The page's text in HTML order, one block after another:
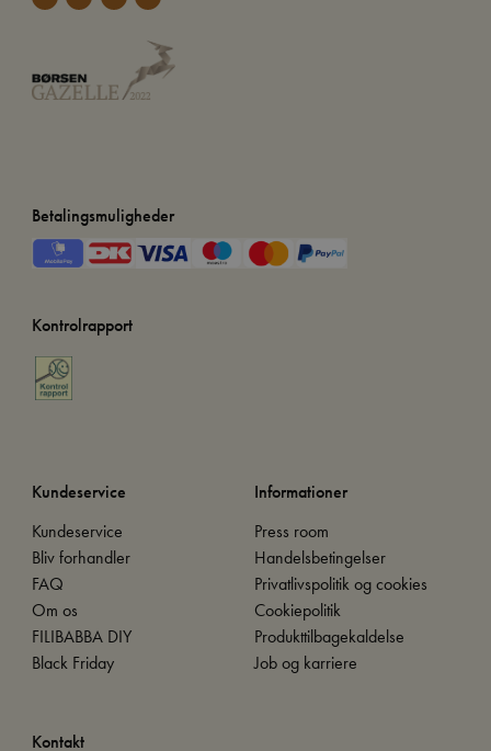
Betalingsmuligheder
Kontrolrapport
Kundeservice
Kundeservice
Bliv forhandler
FAQ
Om os
FILIBABBA DIY
Black Friday
Informationer
Press room
Handelsbetingelser
Privatlivspolitik og cookies
Cookiepolitik
Produkttilbagekaldelse
Job og karriere
Kontakt